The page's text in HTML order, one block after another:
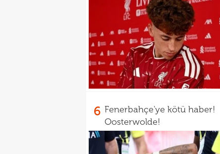
6 Fenerbahçe'ye kötü haber!
Oosterwolde!